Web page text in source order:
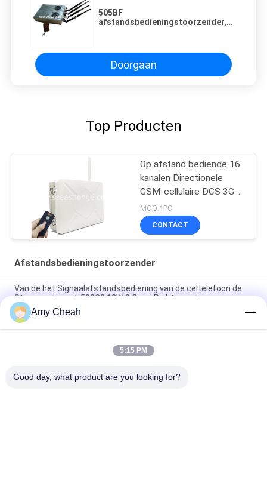
505BF
afstandsbedieningstoorzender,
Koelventilator
Doorgaan
Top Producten
Op afstand bediende 16
kanalen Directionele
GSM-cellulaire DCS 3G
4G 5G GPS-interferentie-
onderdrukker
MOQ:1PC
CONTACT
Afstandsbedieningstoorzender
Van de het Signaalafstandsbediening van de celtelefoon de
Stoorzender est-502C8 12W 8 Omni Richtingantennes
5 antennegsm 3G Afstandsbedieningstoorzender 2100 -
2200MHZ voor Militair
De Stoorzender van de Wimax3g Afstandsbediening, WiFi-
Amy Cheah
5:15 PM
Good day, what product are you looking for?